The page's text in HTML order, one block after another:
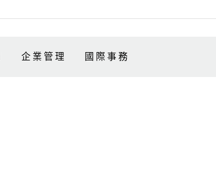
企業管理 國際事務